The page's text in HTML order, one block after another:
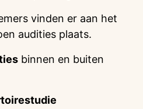
vinden er aan het
audities plaats.
binnen en buiten